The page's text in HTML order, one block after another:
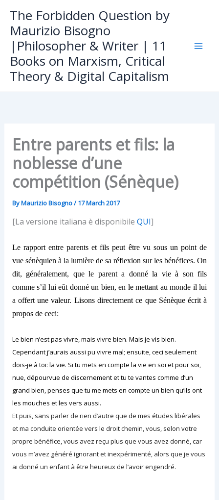
content
The Forbidden Question by
Maurizio Bisogno
|Philosopher & Writer | 11
Books on Marxism, Critical
Theory & Digital Capitalism
Entre parents et fils: la
noblesse d’une
compétition (Sénèque)
ByMaurizio Bisogno/17 March 2017
[La versione italiana è disponibile QUI]
Le rapport entre parents et fils peut être vu sousun point de
vue sénèquien à la lumière de sa réflexion sur les bénéfices. On
dit, généralement, que le parent a donné la vie à son fils
comme s’il lui eût donné un bien, en le mettant au monde il lui
a offert une valeur. Lisons directement ce que Sénèque écrit à
propos de ceci:
Le bien n’est pas vivre, mais vivre bien. Mais je vis bien.
Cependant j’aurais aussi pu vivre mal; ensuite,ceci seulement
dois-je à toi: la vie. Si tu mets en compte la vie en soi et pour soi,
nue, dépourvue de discernement et tu te vantes comme d’un
grand bien, penses que tu me mets en compte un bien qu’ils ont
les mouches et les vers aussi.
Et puis, sans parler de rien d’autre que de mes études libérales
et ma conduite orientée vers le droit chemin, vous, selon votre
propre bénéfice,vous avez reçu plus que vous avez donné,car
vous m’avez généré ignorant et inexpérimenté, alors que je vous
ai donné un enfant à être heureux de l’avoirengendré.